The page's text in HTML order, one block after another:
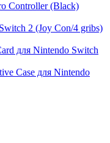
Controller (Black)
2 (Joy Con/4 gribs)
для Nintendo Switch
Case для Nintendo